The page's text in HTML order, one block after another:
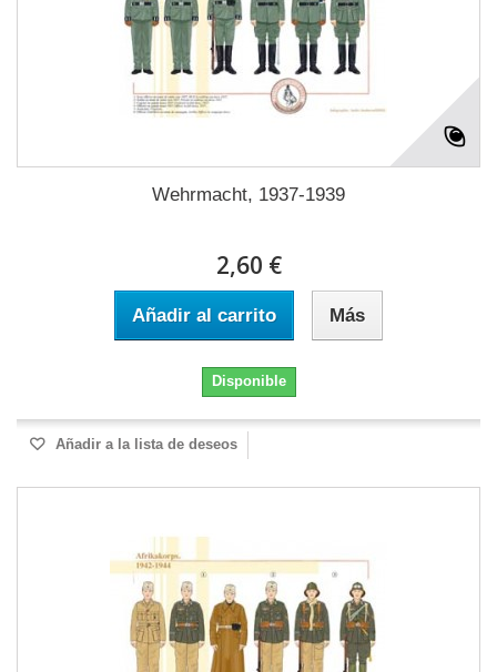
Wehrmacht, 1937-1939
2,60 €
Añadir al carrito Más
Disponible
Añadir a la lista de deseos